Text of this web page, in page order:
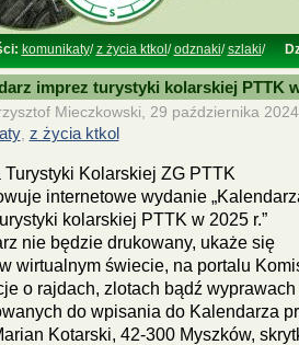
komunikaty/z życia ktkol /odznaki/szlaki/
imprez turystyki kolarskiej PTTK
Mieczkowski, 29 października
, z życia ktkol
Turystyki Kolarskiej ZG PTTK
internetowe wydanie
kolarskiej PTTK w 2025 r.”
nie będzie drukowany, ukaże się
wirtualnym świecie, na portalu
o rajdach, zlotach bądź
do wpisania do Kalendarza
Kotarski, 42-300 Myszków,